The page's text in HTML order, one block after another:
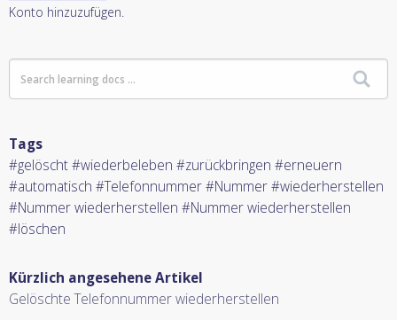
Konto hinzuzufügen.
Tags
#gelöscht #wiederbeleben #zurückbringen #erneuern
#automatisch #Telefonnummer #Nummer #wiederherstellen
#Nummer wiederherstellen #Nummer wiederherstellen
#löschen
Kürzlich angesehene Artikel
Gelöschte Telefonnummer wiederherstellen